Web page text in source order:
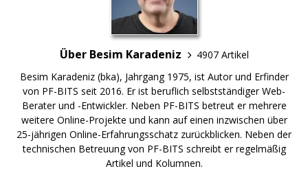
Über Besim Karadeniz
4907 Artikel
Besim Karadeniz (bka), Jahrgang 1975, ist Autor und Erfinder
von PF-BITS seit 2016. Er ist beruflich selbstständiger Web-
Berater und -Entwickler. Neben PF-BITS betreut er mehrere
weitere Online-Projekte und kann auf einen inzwischen über
25-jährigen Online-Erfahrungsschatz zurückblicken. Neben der
technischen Betreuung von PF-BITS schreibt er regelmäßig
Artikel und Kolumnen.